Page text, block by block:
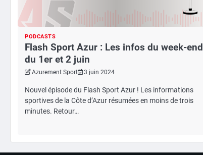
PODCASTS
Flash Sport Azur : Les infos du week-end
du 1er et 2 juin
Azurement Sport 3 juin 2024
Nouvel épisode du Flash Sport Azur ! Les informations
sportives de la Côte d’Azur résumées en moins de trois
minutes. Retour…